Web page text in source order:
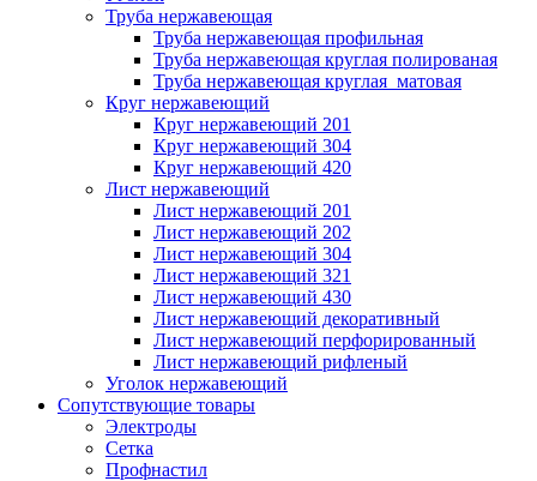
Труба нержавеющая
Труба нержавеющая профильная
Труба нержавеющая круглая полированая
Труба нержавеющая круглая матовая
Круг нержавеющий
Круг нержавеющий 201
Круг нержавеющий 304
Круг нержавеющий 420
Лист нержавеющий
Лист нержавеющий 201
Лист нержавеющий 202
Лист нержавеющий 304
Лист нержавеющий 321
Лист нержавеющий 430
Лист нержавеющий декоративный
Лист нержавеющий перфорированный
Лист нержавеющий рифленый
Уголок нержавеющий
Cопутствующие товары
Электроды
Сетка
Профнастил